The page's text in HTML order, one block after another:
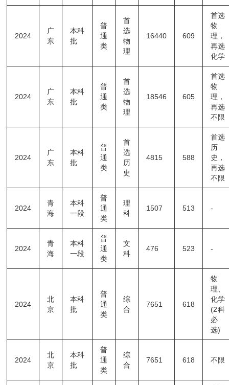
2024
广
东
本科
批
普
通
类
首
选
物
理
16440 609
首选
物
理，
再选
化学
2024
广
东
本科
批
普
通
类
首
选
物
理
18546 605
首选
物
理，
再选
不限
2024
广
东
本科
批
普
通
类
首
选
历
史
4815 588
首选
历
史，
再选
不限
2024
青
海
本科
一段
普
通
类
理
科
1507 513 -
2024
青
海
本科
一段
普
通
类
文
科
476 523 -
2024
北
京
本科
批
普
通
类
综
合
7651 618
物
理、
化学
(2科
必
选)
2024
北
京
本科
批
普
通
类
综
合
7651 618 不限